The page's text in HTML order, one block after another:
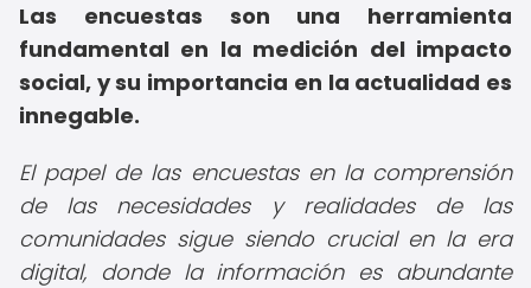
Las encuestas son una herramienta
fundamental en la medición del impacto
social, y su importancia en la actualidad es
innegable.
El papel de las encuestas en la comprensión
de las necesidades y realidades de las
comunidades sigue siendo crucial en la era
digital, donde la información es abundante